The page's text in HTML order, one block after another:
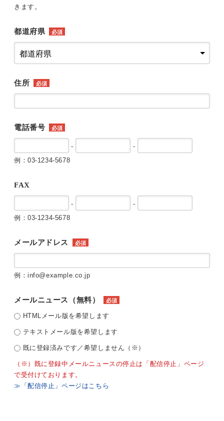
きます。
都道府県 必須
住所 必須
電話番号 必須
-
-
例：03-1234-5678
FAX
-
-
例：03-1234-5678
メールアドレス 必須
例：info@example.co.jp
メールニュース（無料） 必須
HTMLメール版を希望します
テキストメール版を希望します
既に登録済みです／希望しません（※）
（※）既に登録中メールニュースの停止は「配信停止」ページ
で受付けております。
≫「配信停止」ページはこちら